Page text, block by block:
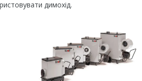
димохід.